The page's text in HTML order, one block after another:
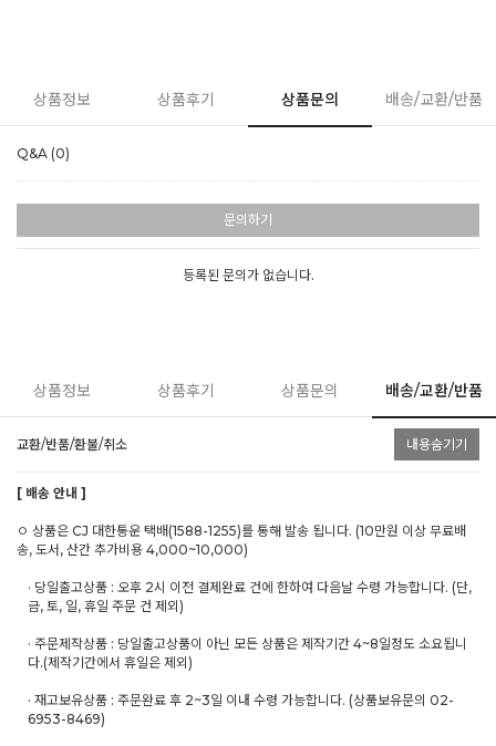
상품정보 상품후기 상품문의 배송/교환/반품
Q&A (0)
문의하기
등록된 문의가 없습니다.
상품정보 상품후기 상품문의 배송/교환/반품
교환/반품/환불/취소 내용숨기기
[ 배송 안내 ]
ㅇ 상품은 CJ 대한통운 택배(1588-1255)를 통해 발송 됩니다. (10만원 이상 무료배
송, 도서, 산간 추가비용 4,000~10,000)
· 당일출고상품 : 오후 2시 이전 결제완료 건에 한하여 다음날 수령 가능합니다. (단,
금, 토, 일, 휴일 주문 건 제외)
· 주문제작상품 : 당일출고상품이 아닌 모든 상품은 제작기간 4~8일정도 소요됩니
다.(제작기간에서 휴일은 제외)
· 재고보유상품 : 주문완료 후 2~3일 이내 수령 가능합니다. (상품보유문의 02-
6953-8469)